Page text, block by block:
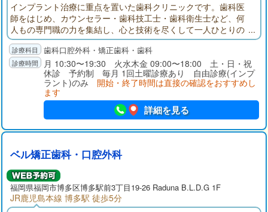
インプラント治療に重点を置いた歯科クリニックです。歯科医
師をはじめ、カウンセラー・歯科技工士・歯科衛生士など、何
人もの専門職の力を集結し、心と技術を尽くして一人ひとりの
患者様に向き合っております。患者様が安全で安定した治療を
安心して受けていただけるような環境をご用意するため、設備
の充実と技術の研鑽をはかっております。どんなときにも患者
様を第一に考えた治療をご提供致します。お気軽にお越しくだ
歯科口腔外科・矯正歯科・歯科
月 10:30〜19:30 火水木金 09:00〜18:00 土・日・祝
休診 予約制 毎月 1回土曜診療あり 自由診療(インプ
ラント)のみ 開始・終了時間は直接の確認をおすすめし
ます
詳細を見る
ベル矯正歯科・口腔外科
福岡県福岡市博多区博多駅前3丁目19-26 Raduna B.L.D.G 1F
JR鹿児島本線 博多駅 徒歩5分